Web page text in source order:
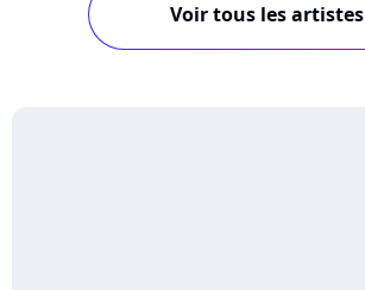
Voir tous les artistes